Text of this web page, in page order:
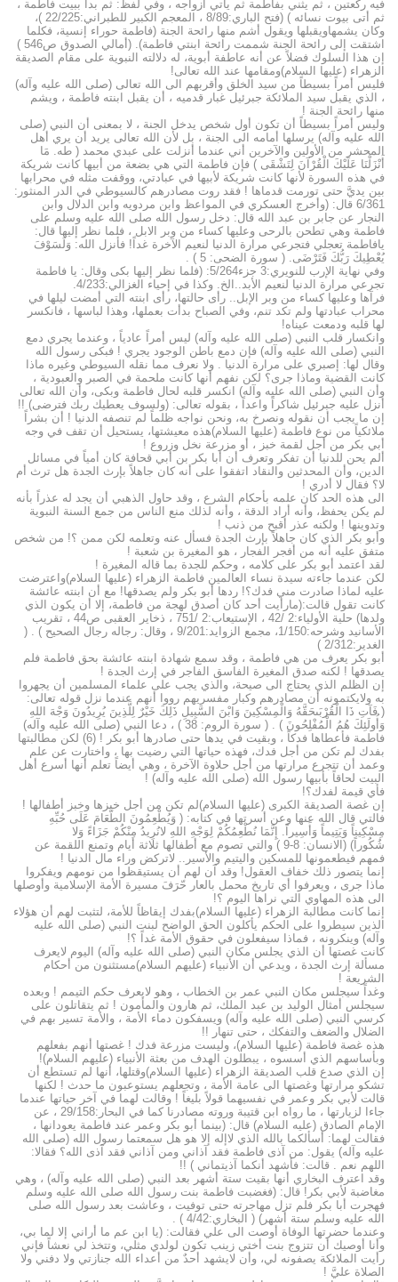
فيه ركعتين ، ثم يثني بفاطمة ثم يأتي أزواجه ، وفي لفظ: ثم بدأ ببيت فاطمة ،
ثم أتى بيوت نسائه ) (فتح الباري:8/89 ، المعجم الكبير للطبراني:22/225 )،
وكان يشمهاويقبلها ويقول أشم منها رائحة الجنة (فاطمة حوراء إنسية، فكلما
اشتقت إلى رائحة الجنة شممت رائحة ابنتي فاطمة). (أمالي الصدوق ص546 )
إن هذا السلوك فضلاً عن أنه عاطفة أبوية، له دلالته النبوية على مقام الصديقة
الزهراء (عليها السلام)ومقامها عند الله تعالى!
فليس أمراً بسيطاً من سيد الخلق وأقربهم الى الله تعالى (صلى الله عليه وآله)
، الذي يقبل سيد الملائكة جبرئيل غبار قدميه ، أن يقبل ابنته فاطمة ، ويشم
منها رائحة الجنة !
وليس أمراً بسيطاً أن تكون أول شخص يدخل الجنة ، لا بمعنى أن النبي (صلى
الله عليه وآله) يرسلها أمامه الى الجنة ، بل لأن الله تعالى يريد أن يري أهل
المحشر من الأولين والآخرين أني عندما أنزلت على عبدي محمد ( طه. مَا
أَنْزَلْنَا عَلَيْكَ الْقُرْآنَ لِتَشْقَى ) فإن فاطمة التي هي بضعة من أبيها كانت شريكة
في هذه السورة لأنها كانت شريكة لأبيها في عبادتي، ووقفت مثله في محرابها
بين يديَّ حتى تورمت قدماها ! فقد روت مصادرهم كالسيوطي في الدر المنثور:
6/361 قال: (وأخرج العسكري في المواعظ وابن مردويه وابن الدلال وابن
النجار عن جابر بن عبد الله قال: دخل رسول الله صلى الله عليه وسلم على
فاطمة وهي تطحن بالرحى وعليها كساء من وبر الابل ، فلما نظر إليها قال:
يافاطمة تعجلي فتجرعي مرارة الدنيا لنعيم الآخرة غداً! فأنزل الله: وَلَسَوْفَ
يُعْطِيكَ رَبُّكَ فَتَرْضَى. ( سورة الضحى: 5 ) .
وفي نهاية الإرب للنويري:3 جزء5/264: (فلما نظر إليها بكى وقال: يا فاطمة
تجرعي مرارة الدنيا لنعيم الأبد..الخ. وكذا في إحياء الغزالي:4/233.
فرآها وعليها كساء من وبر الإبل.. رأى حالتها، رأى ابنته التي أمضت ليلها في
محراب عبادتها ولم تكد تنم، وفي الصباح بدأت بعملها، وهذا لباسها ، فانكسر
لها قلبه ودمعت عيناه!
وانكسار قلب النبي (صلى الله عليه وآله) ليس أمراً عادياً ، وعندما يجري دمع
النبي (صلى الله عليه وآله) فإن دمع باطن الوجود يجري ! فبكى رسول الله
وقال لها: إصبري على مرارة الدنيا . ولا نعرف مما نقله السيوطي وغيره ماذا
كانت القضية وماذا جرى؟ لكن نفهم أنها كانت ملحمة في الصبر والعبودية ،
وأن النبي (صلى الله عليه وآله) انكسر قلبه لحال فاطمة وبكى، وأن الله تعالى
أنزل عليه جبرئيل شاكراً واعداً ، بقوله تعالى: (ولسوف يعطيك ربك فترضى) !!
إن ما يجب أن نقوله ونصرخ به، ونحن نواجه ظلماً لم تنصفه الدنيا ! أن بشراً
ملائكياً من نوع فاطمة (عليها السلام)هذه معيشتها، يستحيل أن تقف في وجه
أبي بكر من أجل لقمة خبز ، أو مزرعة نخل وزروع !
ألم يحن للدنيا أن تفكر وتعرف أن أبا بكر بن أبي قحافة كان أمياً في مسائل
الدين، وأن المحدثين والنقاد اتفقوا على أنه كان جاهلاً بإرث الجدة هل ترث أم
لا؟ فقال لا أدري !
الى هذه الحد كان علمه بأحكام الشرع ، وقد حاول الذهبي أن يجد له عذراً بأنه
لم يكن يحفظ، وأنه أراد الدقة ، وأنه لذلك منع الناس من جمع السنة النبوية
وتدوينها ! ولكنه عذر أقبح من ذنب !
وأبو بكر الذي كان جاهلاً بإرث الجدة فسأل عنه وتعلمه لكن ممن ؟! من شخص
متفق عليه أنه من أفجر الفجار ، هو المغيرة بن شعبة !
لقد اعتمد أبو بكر على كلامه ، وحكم للجدة بما قاله المغيرة !
لكن عندما جاءته سيدة نساء العالمين فاطمة الزهراء (عليها السلام)واعترضت
عليه لماذا صادرت مني فدك؟! ردها أبو بكر ولم يصدقها! مع أن ابنته عائشة
كانت تقول قالت:(مارأيت أحد كان أصدق لهجة من فاطمة، إلا أن يكون الذي
ولدها) حلية الأولياء:2 /42 ، الإستيعاب:2 /751 ، ذخاير العقبى ص44 ، تقريب
الأسانيد وشرحه:1/150، مجمع الزوايد:9/201 ، وقال: رجاله رجال الصحيح ) . (
الغدير:2/312 )
أبو بكر يعرف من هي فاطمة ، وقد سمع شهادة ابنته عائشة بحق فاطمة فلم
يصدقها ! لكنه صدق المغيرة الفاسق الفاجر في إرث الجدة !
إن الظلم الذي يحتاج الى صيحة، والذي يجب على علماء المسلمين أن يجهروا
به ولايكتمونه أن مصادرهم وكبار مفسريهم رووا أنهم عندما نزل قوله تعالى:
( فَآتِ ذَا الْقُرْبَىحَقَّهُ وَالْمِسْكِينَ وَابْنَ السَّبِيلِ ذَلِكَ خَيْرٌ لِلَّذِينَ يُرِيدُونَ وَجْهَ اللهِ
وَأُولَئِكَ هُمُ الْمُفْلِحُونَ ) . ( سورة الروم: 38 ) ، دعا النبي (صلى الله عليه وآله)
فاطمة فأعطاها فدكاً ، وبقيت في يدها حتى صادرها أبو بكر ! (6) لكن مطالبتها
بفدك لم تكن من أجل فدك، فهذه حياتها التي رضيت بها ، واختارت عن علم
وعمد أن تتجرع مرارتها من أجل حلاوة الآخرة ، وهي أيضاً تعلم أنها أسرع أهل
البيت لحاقاً بأبيها رسول الله (صلى الله عليه وآله) !
فأي قيمة لفدك؟!
إن غصة الصديقة الكبرى (عليها السلام)لم تكن من أجل خبزها وخبز أطفالها !
فالتي قال الله عنها وعن أسرتها في كتابه: ( وَيُطْعِمُونَ الطَّعَامَ عَلَى حُبِّهِ
مِسْكِيناً وَيَتِيماً وَأَسِيراً. إِنَّمَا نُطْعِمُكُمْ لِوَجْهِ اللهِ لانُرِيدُ مِنْكُمْ جَزَاءً وَلا
شُكُوراً) (الانسان: 8-9 ) والتي تصوم مع أطفالها ثلاثة أيام وتمنع اللقمة عن
فمهم فيطعمونها للمسكين واليتيم والأسير.. لاتركض وراء مال الدنيا !
إنما يتصور ذلك خفاف العقول! وقد آن لهم أن يستيقظوا من نومهم ويفكروا
ماذا جرى ، ويعرفوا أي تاريخ محمل بالعار حّرَفَ مسيرة الأمة الإسلامية وأوصلها
الى هذه المهاوي التي نراها اليوم ؟!
إنما كانت مطالبة الزهراء (عليها السلام)بفدك إيقاظاً للأمة، لتثبت لهم أن هؤلاء
الذين سيطروا على الحكم يأكلون الحق الواضح لبنت النبي (صلى الله عليه
وآله) وينكرونه ، فماذا سيفعلون في حقوق الأمة غداً ؟!
كانت غصتها أن الذي يجلس مكان النبي (صلى الله عليه وآله) اليوم لايعرف
مسألة إرث الجدة ، ويدعي أن الأنبياء (عليهم السلام)مستثنون من أحكام
الشريعة !
وغداً سيجلس مكان النبي عمر بن الخطاب ، وهو لايعرف حكم التيمم ! وبعده
سيجلس أمثال الوليد بن عبد الملك، ثم هارون والمأمون ! ثم يتقاتلون على
كرسي النبي (صلى الله عليه وآله) ويسفكون دماء الأمة ، والأمة تسير بهم في
الضلال والضعف والتفكك ، حتى تنهار !!
هذه غصة فاطمة (عليها السلام)، وليست مزرعة فدك ! غصتها أنهم بفعلهم
وبأساسهم الذي أسسوه ، يبطلون الهدف من بعثة الأنبياء (عليهم السلام)!
إن الذي صدع قلب الصديقة الزهراء (عليها السلام)وقتلها، أنها لم تستطع أن
تشكو مرارتها وغصتها الى عامة الأمة ، وتجعلهم يستوعبون ما حدث ! لكنها
قالت لأبي بكر وعمر في نفسيهما قولاً بليغاً ! وقالت لهما في آخر حياتها عندما
جاءا لزيارتها ، ما رواه ابن قتيبة وروته مصادرنا كما في البحار:29/158 ، عن
الإمام الصادق (عليه السلام) قال: (بينما أبو بكر وعمر عند فاطمة يعودانها ،
فقالت لهما: أسألكما بالله الذي لاإله إلا هو هل سمعتما رسول الله (صلى الله
عليه وآله) يقول: من آذى فاطمة فقد آذاني ومن آذاني فقد آذى الله؟ فقالا:
اللهم نعم . قالت: فأشهد أنكما آذيتماني ) !!
وقد اعترف البخاري أنها بقيت ستة أشهر بعد النبي (صلى الله عليه وآله) ، وهي
مغاضبة لأبي بكر! قال: (فغضبت فاطمة بنت رسول الله صلى الله عليه وسلم
فهجرت أبا بكر فلم تزل مهاجرته حتى توفيت ، وعاشت بعد رسول الله صلى
الله عليه وسلم ستة أشهر) ( البخاري:4/42 ) .
وعندما حضرتها الوفاة أوصت الى علي فقالت: (يا ابن عم ما أراني إلا لما بي،
وأنا أوصيك أن تتزوج بنت أختي زينب تكون لولدي مثلي، وتتخذ لي نعشاً فإني
رأيت الملائكة يصفونه لي، وأن لايشهد أحدٌ من أعداء الله جنازتي ولا دفني ولا
الصلاة عليَّ !